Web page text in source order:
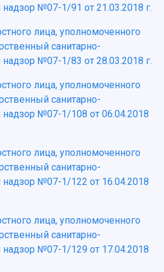
№07-1/91 от 21.03.2018 г.
лица, уполномоченного
санитарно-
№07-1/83 от 28.03.2018 г.
лица, уполномоченного
санитарно-
№07-1/108 от 06.04.2018
лица, уполномоченного
санитарно-
№07-1/122 от 16.04.2018
лица, уполномоченного
санитарно-
№07-1/129 от 17.04.2018